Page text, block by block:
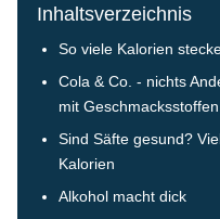
Inhaltsverzeichnis
So viele Kalorien
Cola & Co. - nichts
mit Geschmacksstoffen
Sind Säfte gesund?
Kalorien
Alkohol macht dick